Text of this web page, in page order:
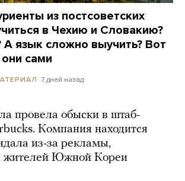
из постсоветских
в Чехию и Словакию?
А язык сложно выучить? Вот
сами
7 дней назад
провела обыски в штаб-
Компания находится
из-за рекламы,
жителей Южной Кореи